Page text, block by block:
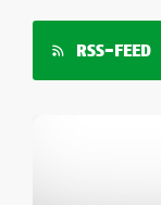
RSS-FEED